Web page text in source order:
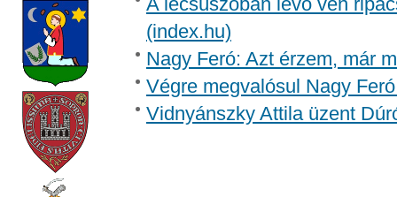
(index.hu)
Nagy Feró: Azt érzem, már
Végre megvalósul Nagy
Vidnyánszky Attila üzent